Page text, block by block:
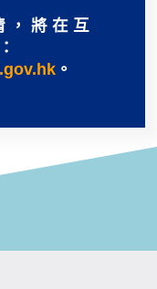
，將在互
。